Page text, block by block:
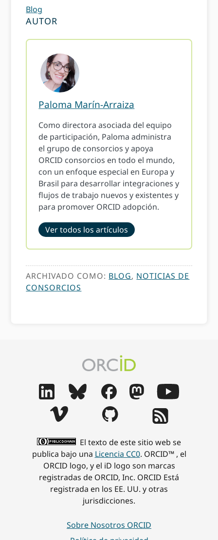
Blog
AUTOR
Paloma Marín-Arraiza
Como directora asociada del equipo
de participación, Paloma administra
el grupo de consorcios y apoya
ORCID consorcios en todo el mundo,
con un enfoque especial en Europa y
Brasil para desarrollar integraciones y
flujos de trabajo nuevos y existentes y
para promover ORCID adopción.
Ver todos los artículos
ARCHIVADO COMO: BLOG, NOTICIAS DE
CONSORCIOS
El texto de este sitio web se
publica bajo una Licencia CC0. ORCID™ , el
ORCID logo, y el iD logo son marcas
registradas de ORCID, Inc. ORCID Está
registrada en los EE. UU. y otras
jurisdicciones.
Sobre Nosotros ORCID